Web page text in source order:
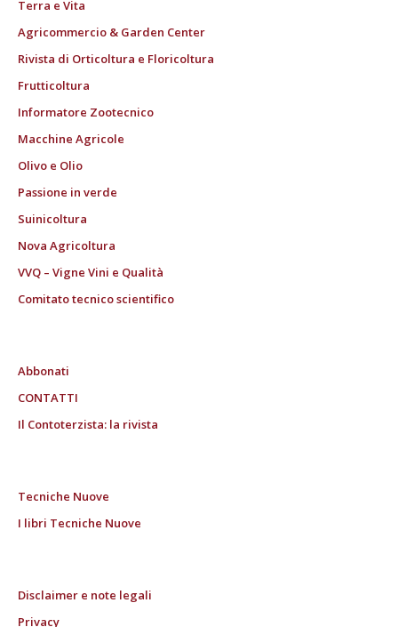
Terra e Vita
Agricommercio & Garden Center
Rivista di Orticoltura e Floricoltura
Frutticoltura
Informatore Zootecnico
Macchine Agricole
Olivo e Olio
Passione in verde
Suinicoltura
Nova Agricoltura
VVQ – Vigne Vini e Qualità
Comitato tecnico scientifico
Abbonati
CONTATTI
Il Contoterzista: la rivista
Tecniche Nuove
I libri Tecniche Nuove
Disclaimer e note legali
Privacy